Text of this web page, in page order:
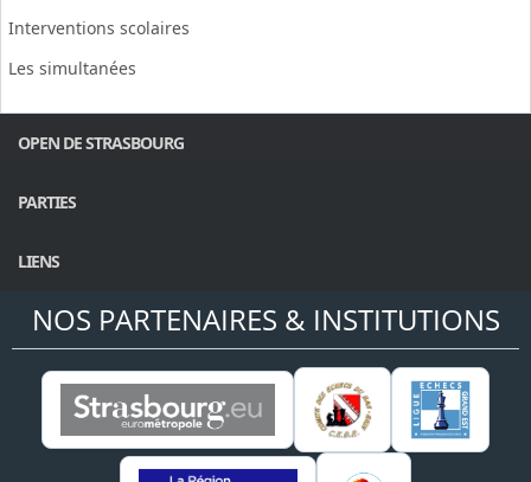
Interventions scolaires
Les simultanées
OPEN DE STRASBOURG
PARTIES
LIENS
NOS PARTENAIRES & INSTITUTIONS